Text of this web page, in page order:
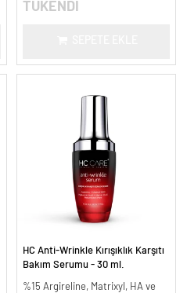
TÜKENDİ
HC Anti-Wrinkle Kırışıklık Karşıtı
Bakım Serumu - 30 ml.
%15 Argireline, Matrixyl, HA ve